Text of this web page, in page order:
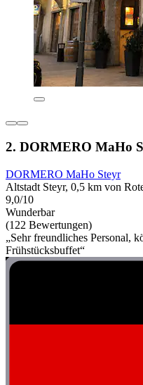
2. DORMERO MaHo
DORMERO MaHo Steyr
Altstadt Steyr, 0,5 km von
9,0/10
Wunderbar
(122 Bewertungen)
„Sehr freundliches Personal,
Frühstücksbuffet“